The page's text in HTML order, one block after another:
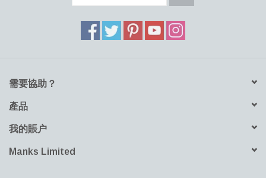
MANKS 特價區
STORIES 故事
需要協助？
產品
我的賬户
Manks Limited